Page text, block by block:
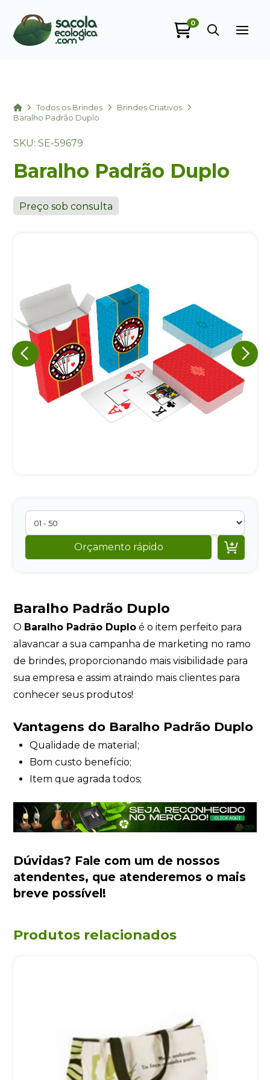
0
HomeTodos os Brindes
Brindes Criativos
Baralho Padrão Duplo
SKU: SE-59679
Baralho Padrão Duplo
Preço sob consulta
Orçamento rápido 
Baralho Padrão Duplo
O Baralho Padrão Duplo é o item perfeito para
alavancar a sua campanha de marketing no ramo
de brindes, proporcionando mais visibilidade para
sua empresa e assim atraindo mais clientes para
conhecer seus produtos!
Vantagens do Baralho Padrão Duplo
Qualidade de material;
Bom custo benefício;
Item que agrada todos;
Dúvidas? Fale com um de nossos
atendentes, que atenderemos o mais
breve possível!
Produtos relacionados
+55
Eu concordo em receber comunicações.
A nossa empresa está comprometida a proteger e respeitar
sua privacidade, utilizaremos seus dados apenas para fins
de marketing. Você pode alterar suas preferências a
qualquer momento.
Iniciar conversa